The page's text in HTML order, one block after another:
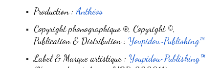
Production :Anthéos
Copyright phonographique℗, Copyright ©,
Publication &Distribution :Youpidou~Publishing™
Label & Marque artistique :Youpidou~Publishing™